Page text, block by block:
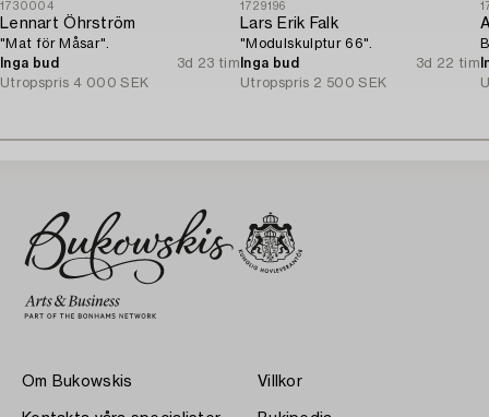
1730004
Lennart Öhrström
"Mat för Måsar".
Inga bud
3d 23 tim
Utropspris 4 000 SEK
1729196
Lars Erik Falk
"Modulskulptur 66".
Inga bud
3d 22 tim
Utropspris 2 500 SEK
Om Bukowskis Villkor